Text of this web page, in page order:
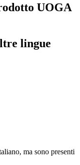
UOGA
lingue
ma sono presenti